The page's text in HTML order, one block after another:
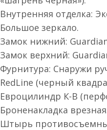
Внутренняя отделка:
Большое зеркало.
Замок нижний:
Замок верхний:
Фурнитура: Снаружи
RedLine (черный
Евроцилиндр К-В
Броненакладка
Штырь